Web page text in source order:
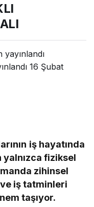
yayınlandı
16 Şubat
iş hayatında
yalnızca fiziksel
zihinsel
iş tatminleri
taşıyor.